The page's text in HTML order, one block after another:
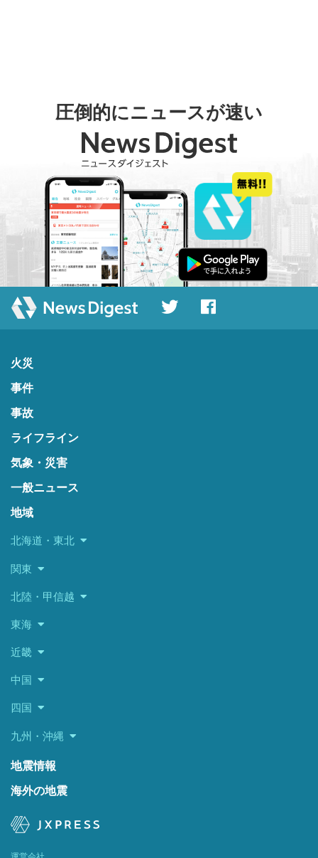
圧倒的にニュースが速い
火災
事件
事故
ライフライン
気象・災害
一般ニュース
地域
北海道・東北
関東
北陸・甲信越
東海
近畿
中国
四国
九州・沖縄
地震情報
海外の地震